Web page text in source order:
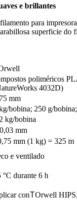
e brillantes
para
superficie do
poliméricos
4032D)
mm
bobina; 250 g/
kg/bobina
0,03 mm
mm (1 kg) = 325 m
e ventilado
°C durante 6 h
conTOrwell